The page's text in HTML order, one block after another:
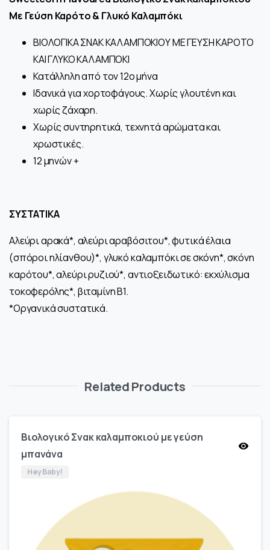
Mε Γεύση Καρότο & Γλυκό Καλαμπόκι
ΒΙΟΛΟΓΙΚΑ ΣΝΑΚ ΚΑΛΑΜΠΟΚΙΟΥ ΜΕ ΓΕΥΣΗ ΚΑΡΟΤΟ
ΚΑΙ ΓΛΥΚΟ ΚΑΛΑΜΠΟΚΙ
Κατάλληλη από τον 12ο μήνα
Ιδανικά για χορτοφάγους. Χωρίς γλουτένη και
χωρίς ζάχαρη.
Χωρίς συντηρητικά, τεχνητά αρώματα και
χρωστικές.
12 μηνών +
ΣΥΣΤΑΤΙΚΑ
Αλεύρι αρακά*, αλεύρι αραβόσιτου*, φυτικά έλαια
(σπόροι ηλίανθου)*, γλυκό καλαμπόκι σε σκόνη*, σκόνη
καρότου*, αλεύρι ρυζιού*, αντιοξειδωτικό: εκχύλισμα
τοκοφερόλης*, βιταμίνη Β1.
*Οργανικά συστατικά.
Related Products
Βιολογικό Σνακ καλαμποκιού με γεύση
μπανάνα
Hey Baby!